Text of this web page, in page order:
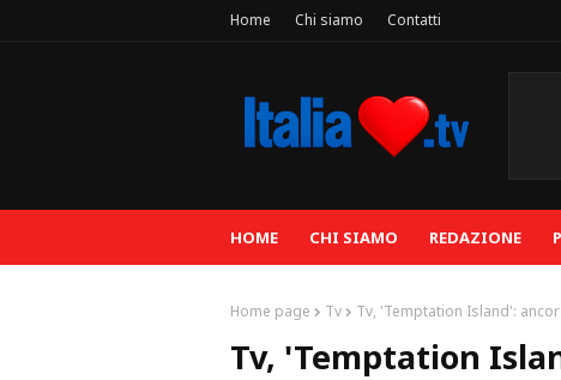
Home Chi siamo Contatti
HOME CHI SIAMO REDAZIONE
Home page Tv Tv, 'Temptation Island':
Tv, 'Temptation